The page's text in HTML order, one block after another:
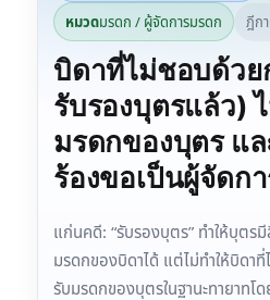
หมวดมรดก / ผู้จัดการมรดก ฎีก
บิดาที่ไม่ชอบด้ว
รับรองบุตรแล้ว)
มรดกของบุตร แ
ร้องขอเป็นผู้จัดก
แก่นคดี: “รับรองบุตร” ทำให้บุตร
มรดกของบิดาได้ แต่ไม่ทำให้บิดา
รับมรดกของบุตรในฐานะทายาทโด